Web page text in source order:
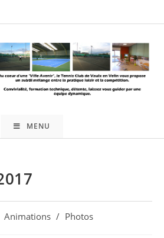
MENU
Animations / Photos